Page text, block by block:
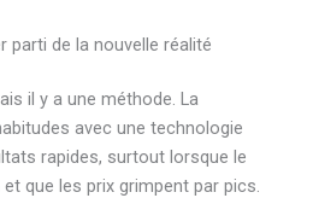
de la nouvelle réalité
il y a une méthode. La
avec une technologie
rapides, surtout lorsque le
que les prix grimpent par pics.